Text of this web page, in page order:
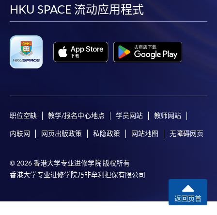
facebook
youtube
linkedin
HKU SPACE 流动应用程式
职位空缺 教学/报名中心地点 学员网站 教师网站
内联网 网页出版政策 私隐政策 网站地图 无障碍网页
© 2026 香港大学专业进修学院 版权所有
香港大学专业进修学院乃非牟利担保有限公司
返回页首